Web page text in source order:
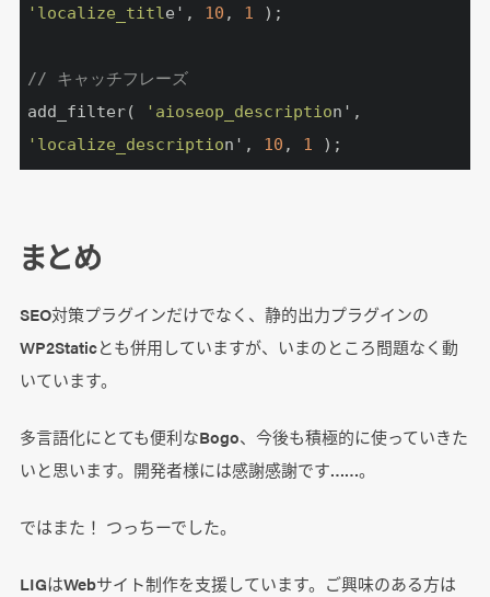
'localize_title', 10 , 1 );
// キャッチフレーズ
add_filter(
'aioseop_descriptio
'localize_description', 10 , 1 );
まとめ
SEO対策プラグインだけでなく、静的出力プラグインの
WP2Staticとも併用していますが、いまのところ問題なく動
いています。
多言語化にとても便利なBogo、今後も積極的に使っていきた
いと思います。開発者様には感謝感謝です……。
ではまた！ つっちーでした。
LIGはWebサイト制作を支援しています。ご興味のある方は